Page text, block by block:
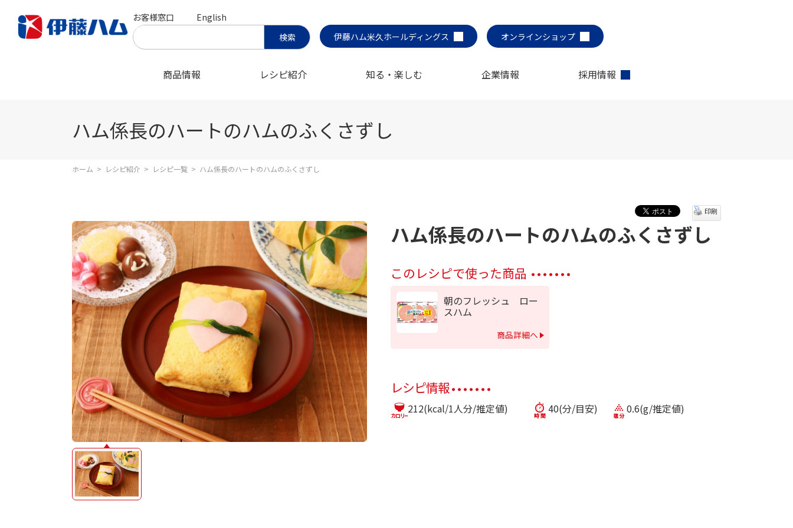
お客様窓口
English
伊藤ハム米久ホールディングス
オンラインショップ
商品情報 レシピ紹介 知る・楽しむ 企業情報 採用情報
ハム係長のハートのハムのふくさずし
ホーム > レシピ紹介 > レシピ一覧 > ハム係長のハートのハムのふくさずし
ハム係長のハートのハムのふくさずし
印刷
このレシピで使った商品
朝のフレッシュ ロー
スハム
商品詳細へ
レシピ情報
212(kcal/1人分/推定値) 40(分/目安) 0.6(g/推定値)